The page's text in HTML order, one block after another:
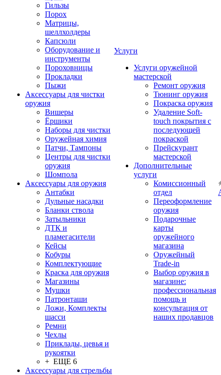
Гильзы
Порох
Матрицы,
шеллхолдеры
Капсюли
Оборудование и
инструменты
Пороховницы
Прокладки
Пыжи
Аксессуары для чистки
оружия
Вишеры
Ёршики
Наборы для чистки
Оружейная химия
Патчи, Тампоны
Центры для чистки
оружия
Шомпола
Аксессуары для оружия
Антабки
Дульные насадки
Бланки ствола
Затыльники
ДТК и
пламегасители
Кейсы
Кобуры
Комплектующие
Краска для оружия
Магазины
Мушки
Патронташи
Ложи, Комплекты
шасси
Ремни
Чехлы
Приклады, цевья и
рукоятки
+ ЕЩЕ 6
Аксессуары для стрельбы
Услуги
Услуги оружейной
мастерской
Ремонт оружия
Тюнинг оружия
Покраска оружия
Удаление Soft-
touch покрытия с
последующей
покраской
Прейскурант
мастерской
Дополнительные
услуги
Комиссионный
отдел
Переоформление
оружия
Подарочные
карты
оружейного
магазина
Оружейный
Trade-in
Выбор оружия в
магазине:
профессиональная
помощь и
консультация от
наших продавцов